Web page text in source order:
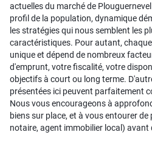
actuelles du marché de
profil de la population, dynamique
les stratégies qui nous semblent les
caractéristiques. Pour autant,
unique et dépend de nombreux
d'emprunt, votre fiscalité, votre
objectifs à court ou long terme.
présentées ici peuvent parfaitement
Nous vous encourageons à
biens sur place, et à vous entourer
notaire, agent immobilier local) avant